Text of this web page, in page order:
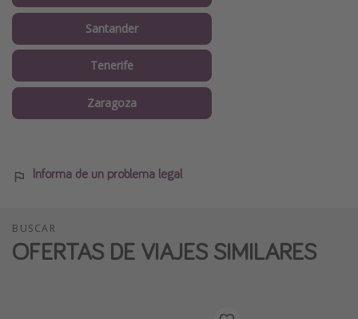
Santander
Tenerife
Zaragoza
Informa de un problema legal
BUSCAR
OFERTAS DE VIAJES SIMILARES